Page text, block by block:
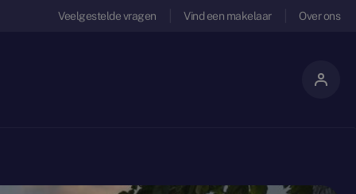
Veelgestelde vragen Vind een makelaar Over ons